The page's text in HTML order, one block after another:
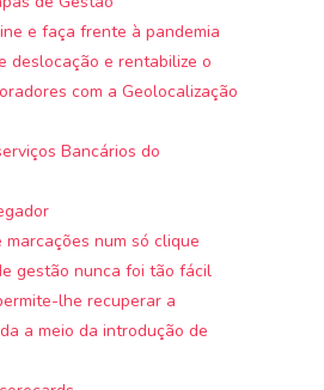
e faça frente à pandemia
deslocação e rentabilize o
com a Geolocalização
Bancários do
num só clique
gestão nunca foi tão fácil
lhe recuperar a
a meio da introdução de